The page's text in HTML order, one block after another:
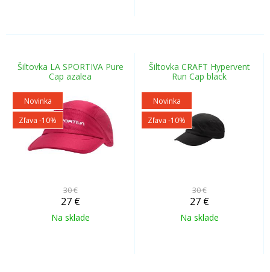
Šiltovka LA SPORTIVA Pure
Cap azalea
Novinka
Zľava -10%
30 €
27 €
Na sklade
Šiltovka CRAFT Hypervent
Run Cap black
Novinka
Zľava -10%
30 €
27 €
Na sklade